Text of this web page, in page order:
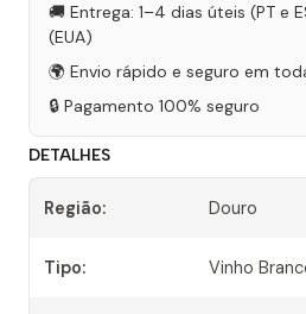
🚚 Entrega: 1–4 dias úteis (PT e
(EUA)
🌍 Envio rápido e seguro em
🔒 Pagamento 100% seguro
DETALHES
Região: Douro
Tipo: Vinho